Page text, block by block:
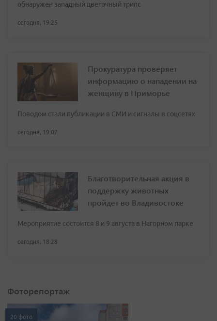
обнаружен западный цветочный трипс
сегодня, 19:25
Прокуратура проверяет
информацию о нападении на
женщину в Приморье
Поводом стали публикации в СМИ и сигналы в соцсетях
сегодня, 19:07
Благотворительная акция в
поддержку животных
пройдет во Владивостоке
Мероприятие состоится 8 и 9 августа в Нагорном парке
сегодня, 18:28
Фоторепортаж
20 фото